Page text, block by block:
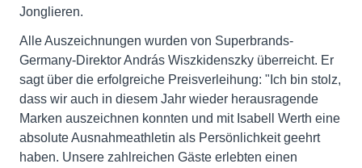
Jonglieren.
Alle Auszeichnungen wurden von Superbrands-
Germany-Direktor András Wiszkidenszky überreicht. Er
sagt über die erfolgreiche Preisverleihung: "Ich bin stolz,
dass wir auch in diesem Jahr wieder herausragende
Marken auszeichnen konnten und mit Isabell Werth eine
absolute Ausnahmeathletin als Persönlichkeit geehrt
haben. Unsere zahlreichen Gäste erlebten einen